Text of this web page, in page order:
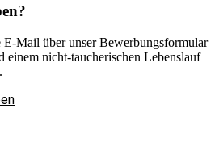
E-Mail über unser Bewerbungsformular
einem nicht-taucherischen Lebenslauf